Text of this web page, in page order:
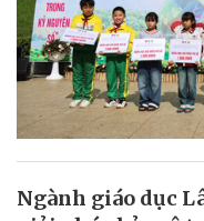
Ngành giáo dục